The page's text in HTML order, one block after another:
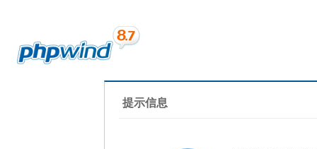
提示信息